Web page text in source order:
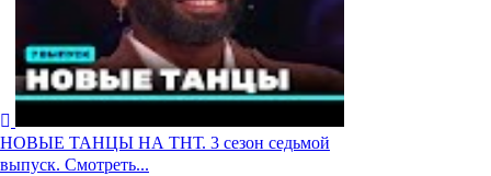
НОВЫЕ ТАНЦЫ НА ТНТ. 3 сезон седьмой
выпуск. Смотреть...